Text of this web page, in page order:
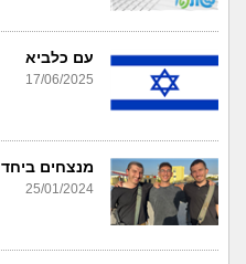
עם כלביא
17/06/2025
מנצחים ביחד
25/01/2024